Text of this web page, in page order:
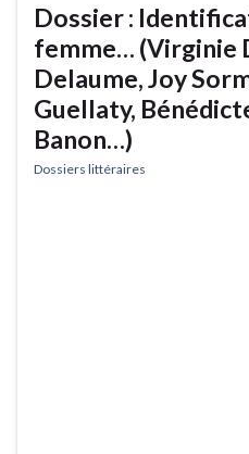
Dossier :
femme… (Virginie
Delaume, Joy
Guellaty,
Banon…)
Dossiers littéraires